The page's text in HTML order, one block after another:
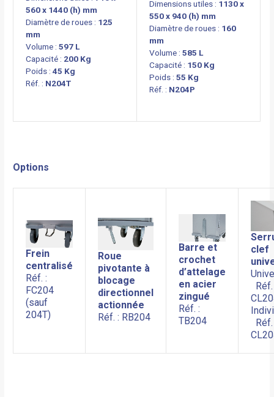
560 x 1440 (h) mm
Diamètre de roues : 125
mm
Volume :597 L
Capacité : 200 Kg
Poids :45 Kg
Réf. : N204T
Dimensions utiles : 1130 x
550 x 940 (h) mm
Diamètre de roues : 160
mm
Volume :585 L
Capacité : 150 Kg
Poids :55 Kg
Réf. : N204P
Options
Frein
centralisé
Réf. :
FC204
(sauf
204T)
Roue
pivotante à
blocage
directionnel
actionnée
Réf. : RB204
Barre et
crochet
d’attelage
en acier
zingué
Réf. :
TB204
clef